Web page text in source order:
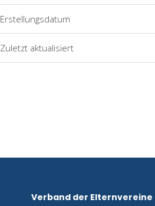
Erstellungsdatum
Zuletzt aktualisiert
Verband der Elternvereine